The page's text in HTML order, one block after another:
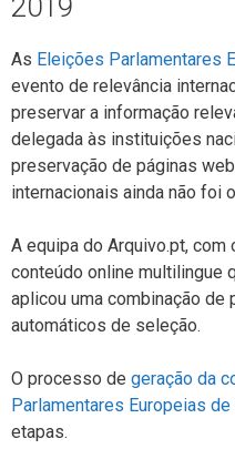
2019
As Eleições Parlamentares
evento de relevância
preservar a informação
delegada às instituições
preservação de páginas
internacionais ainda não foi
A equipa do Arquivo.pt,
conteúdo online multilingue
aplicou uma combinação de
automáticos de seleção.
O processo de geração da
Parlamentares Europeias
etapas.